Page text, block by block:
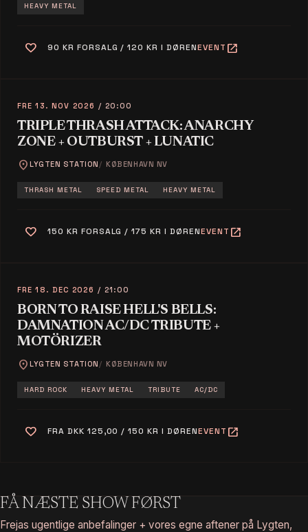
HEAVY METAL
favorite 90 KR FORSALG / 120 KR I DØRENEVENT open_in_new
FRE 13. NOV 2026 / 20:00
TRIPLE THRASH ATTACK: ANARCHY
ZONE + OUTBURST + LUNATIC
location_on LYGTEN STATION KØBENHAVN NV
THRASH METAL SPEED METAL HEAVY METAL
favorite 150 KR FORSALG / 175 KR I DØRENEVENT open_in_new
FRE 18. DEC 2026 / 21:00
BORN TO RAISE HELL'S BELLS:
DAMNATION AC/DC TRIBUTE +
MOTÖRIZER
location_on LYGTEN STATION KØBENHAVN NV
HARD ROCK HEAVY METAL TRIBUTE AC/DC
favorite FRA DKK 125,00 / 150 KR I DØRENEVENT open_in_new
FÅ NÆSTE SHOW FØRST
Frejas ugentlige anbefalinger + vores egne aftener på Lygten,